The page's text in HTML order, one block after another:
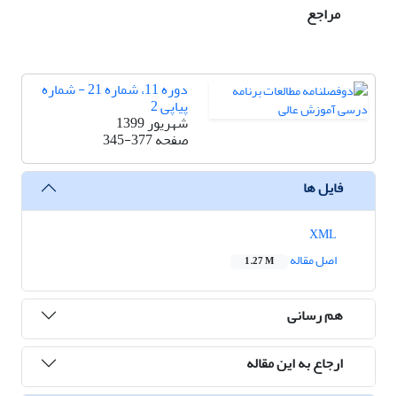
مراجع
دوره 11، شماره 21 - شماره
پیاپی 2
شهریور 1399
صفحه345-377
فایل ها
اصل مقاله
1.27 M
هم رسانی
ارجاع به این مقاله